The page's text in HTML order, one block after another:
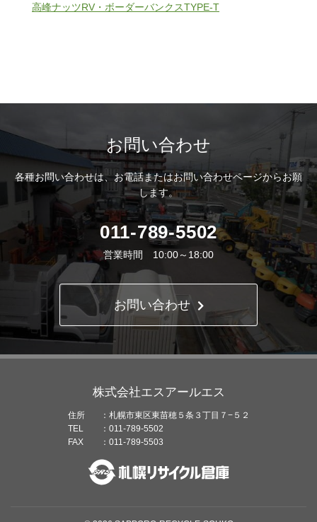
高峰ナッツRV・ボーダーバンクスTYPE-T
お問い合わせ
各種お問い合わせは、お電話またはお問い合わせページからお願
します。
011-789-5502
営業時間 10:00～18:00
お問い合わせ
株式会社エスアールエス
住所
札幌市東区東苗穂５条３丁目７−５２
TEL
011-789-5502
FAX
011-789-5503